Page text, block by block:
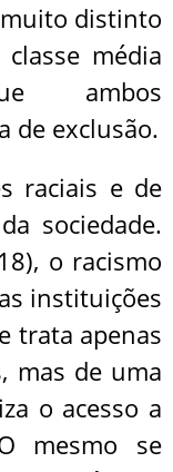
distinto
média
ambos
de exclusão.
raciais e de
sociedade.
o racismo
instituições
trata apenas
mas de uma
o acesso a
mesmo se